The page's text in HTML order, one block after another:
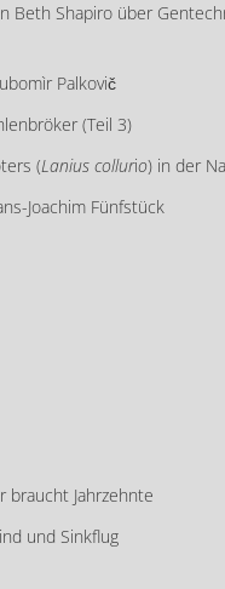
Beth Shapiro über
Palkovič
(Teil 3)
(Lanius collurio) in der
Joachim Fünfstück
braucht Jahrzehnte
und Sinkflug